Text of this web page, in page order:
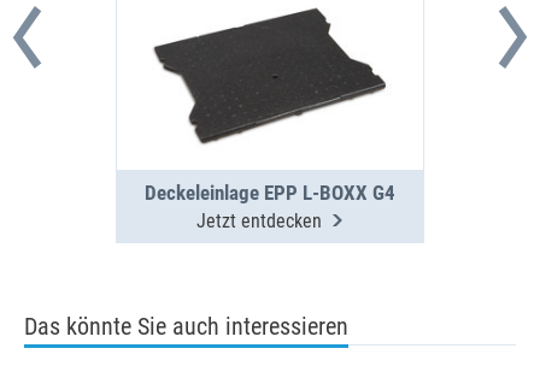
Deckeleinlage EPP L-BOXX G4
Jetzt entdecken
Das könnte Sie auch interessieren